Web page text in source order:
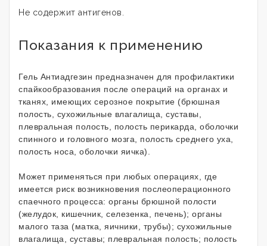
Не содержит антигенов.
Показания к применению
Гель Антиадгезин предназначен для профилактики
спайкообразования после операций на органах и
тканях, имеющих серозное покрытие (брюшная
полость, сухожильные влагалища, суставы,
плевральная полость, полость перикарда, оболочки
спинного и головного мозга, полость среднего уха,
полость носа, оболочки яичка).
Может применяться при любых операциях, где
имеется риск возникновения послеоперационного
спаечного процесса: органы брюшной полости
(желудок, кишечник, селезенка, печень); органы
малого таза (матка, яичники, трубы); сухожильные
влагалища, суставы; плевральная полость; полость